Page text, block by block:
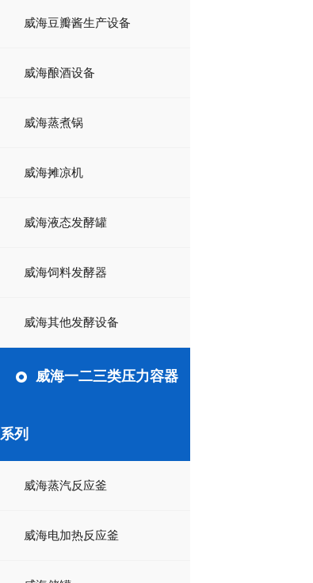
威海豆瓣酱生产设备
威海酿酒设备
威海蒸煮锅
威海摊凉机
威海液态发酵罐
威海饲料发酵器
威海其他发酵设备
威海一二三类压力容器
系列
威海蒸汽反应釜
威海电加热反应釜